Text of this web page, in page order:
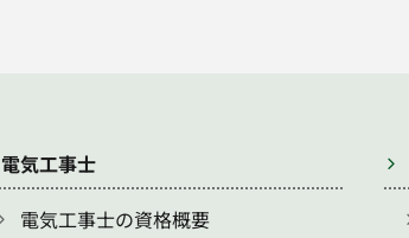
電気工事士
電気工事士の資格概要